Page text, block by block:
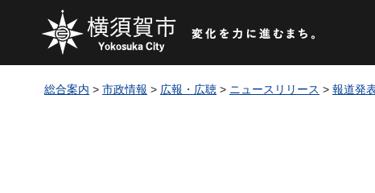
総合案内 > 市政情報 > 広報・広聴 > ニュースリリース > 報道発